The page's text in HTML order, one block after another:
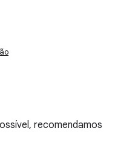
recomendamos